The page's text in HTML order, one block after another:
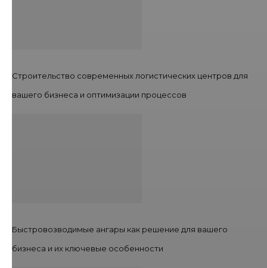
Строительство современных логистических центров для
вашего бизнеса и оптимизации процессов
Быстровозводимые ангары как решение для вашего
бизнеса и их ключевые особенности